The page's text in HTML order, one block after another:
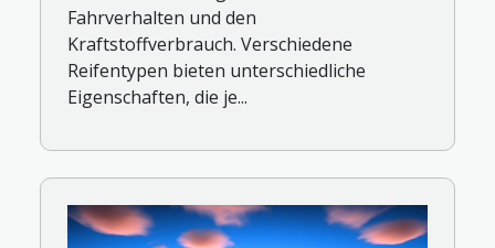
Fahrverhalten und den
Kraftstoffverbrauch. Verschiedene
Reifentypen bieten unterschiedliche
Eigenschaften, die je...